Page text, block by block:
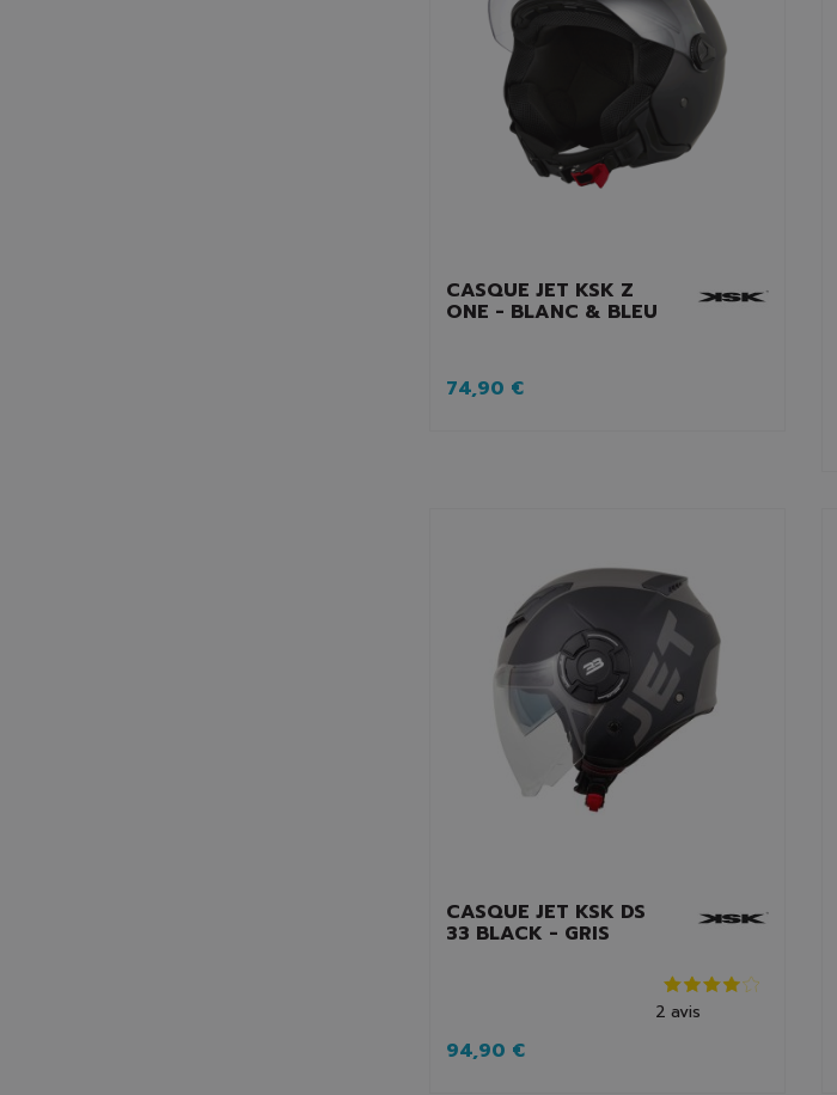
CASQUE JET KSK Z
ONE - BLANC & BLEU
74,90 €
CASQUE JET KSK DS
33 BLACK - GRIS
2 avis
94,90 €